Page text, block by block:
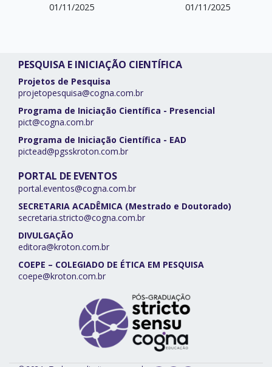
01/11/2025 01/11/2025
PESQUISA E INICIAÇÃO CIENTÍFICA
Projetos de Pesquisa
projetopesquisa@cogna.com.br
Programa de Iniciação Científica - Presencial
pict@cogna.com.br
Programa de Iniciação Científica - EAD
pictead@pgsskroton.com.br
PORTAL DE EVENTOS
portal.eventos@cogna.com.br
SECRETARIA ACADÊMICA (Mestrado e Doutorado)
secretaria.stricto@cogna.com.br
DIVULGAÇÃO
editora@kroton.com.br
COEPE – COLEGIADO DE ÉTICA EM PESQUISA
coepe@kroton.com.br